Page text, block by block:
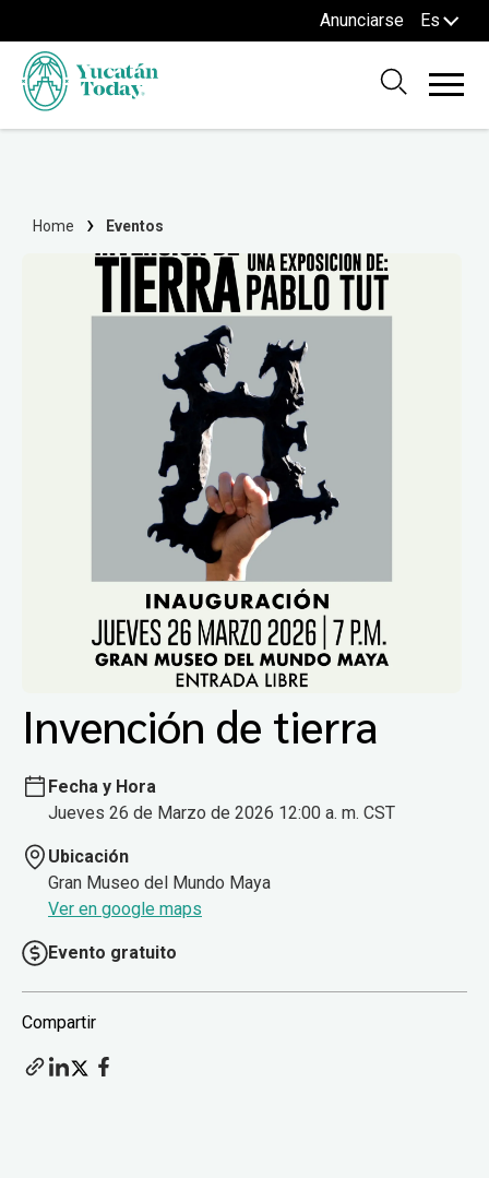
Anunciarse Es
Home Eventos
Invención de tierra
Fecha y Hora
Jueves 26 de Marzo de 2026 12:00 a. m. CST
Ubicación
Gran Museo del Mundo Maya
Ver en google maps
Evento gratuito
Compartir